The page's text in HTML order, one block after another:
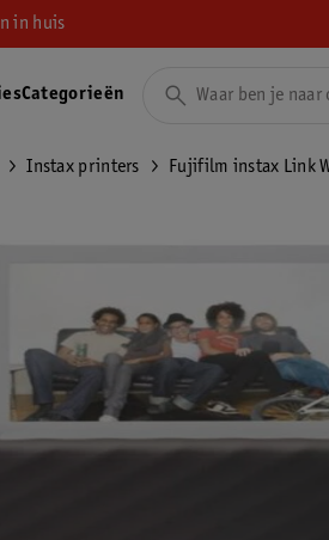
in huis
Categorieën
Instax printers Fujifilm instax Link